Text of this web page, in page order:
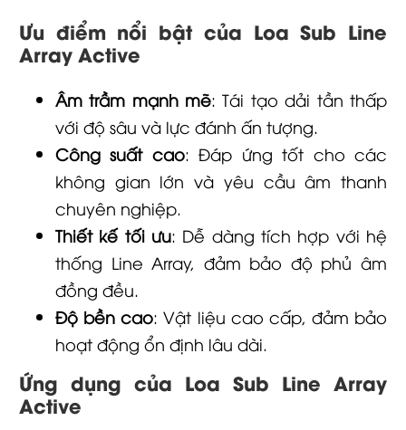
Ưu điểm nổi bật của Loa Sub Line
Array Active
Âm trầm mạnh mẽ: Tái tạo dải tần thấp
với độ sâu và lực đánh ấn tượng.
Công suất cao: Đáp ứng tốt cho các
không gian lớn và yêu cầu âm thanh
chuyên nghiệp.
Thiết kế tối ưu: Dễ dàng tích hợp với hệ
thống Line Array, đảm bảo độ phủ âm
đồng đều.
Độ bền cao: Vật liệu cao cấp, đảm bảo
hoạt động ổn định lâu dài.
Ứng dụng của Loa Sub Line Array
Active